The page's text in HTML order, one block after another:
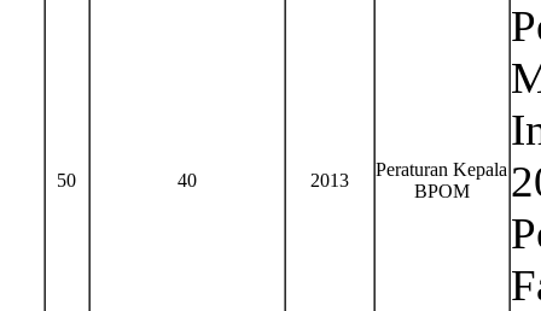
50 40 2013
Peraturan Kepala
BPOM